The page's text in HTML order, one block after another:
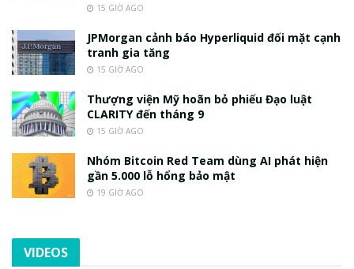
15 GIỜ AGO
JPMorgan cảnh báo Hyperliquid đối mặt cạnh
tranh gia tăng
15 GIỜ AGO
Thượng viện Mỹ hoãn bỏ phiếu Đạo luật
CLARITY đến tháng 9
15 GIỜ AGO
Nhóm Bitcoin Red Team dùng AI phát hiện
gần 5.000 lỗ hổng bảo mật
19 GIỜ AGO
VIDEOS